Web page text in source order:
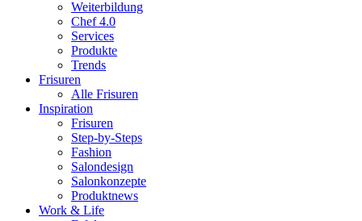
Weiterbildung
Chef 4.0
Services
Produkte
Trends
Frisuren
Alle Frisuren
Inspiration
Frisuren
Step-by-Steps
Fashion
Salondesign
Salonkonzepte
Produktnews
Work & Life